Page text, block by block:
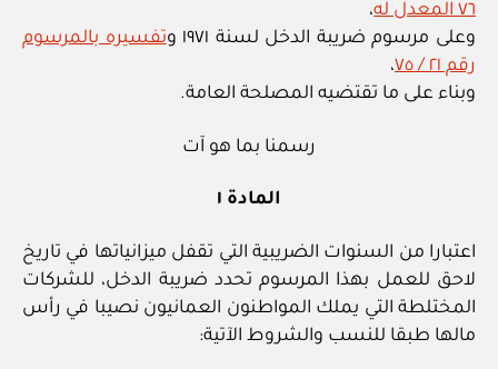
٧٦ المعدل له
،
وعلى مرسوم ضريبة الدخل لسنة ١٩٧١ و
تفسيره بالمرسوم
رقم ٢١ / ٧٥
،
وبناء على ما تقتضيه المصلحة العامة.
رسمنا بما هو آت
المادة ١
اعتبارا من السنوات الضريبية التي تقفل ميزانياتها في تاريخ
لاحق للعمل بهذا المرسوم تحدد ضريبة الدخل، للشركات
المختلطة التي يملك المواطنون العمانيون نصيبا في رأس
مالها طبقا للنسب والشروط الآتية: